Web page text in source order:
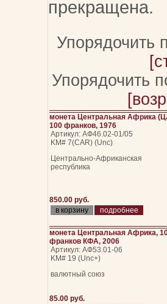
прекращена.
Упорядочить
Упорядочить
монета Центральная Африка
100 франков, 1976
Артикул: АФ46.02-01/05
KM# 7(CAR) (Unc)
Центрально-Африканская
республика
850.00 руб.
подробнее
монета Центральная Африка,
франков КФА, 2006
Артикул: АФ53.01-06
KM# 19 (Unc+)
валютный союз
85.00 руб.